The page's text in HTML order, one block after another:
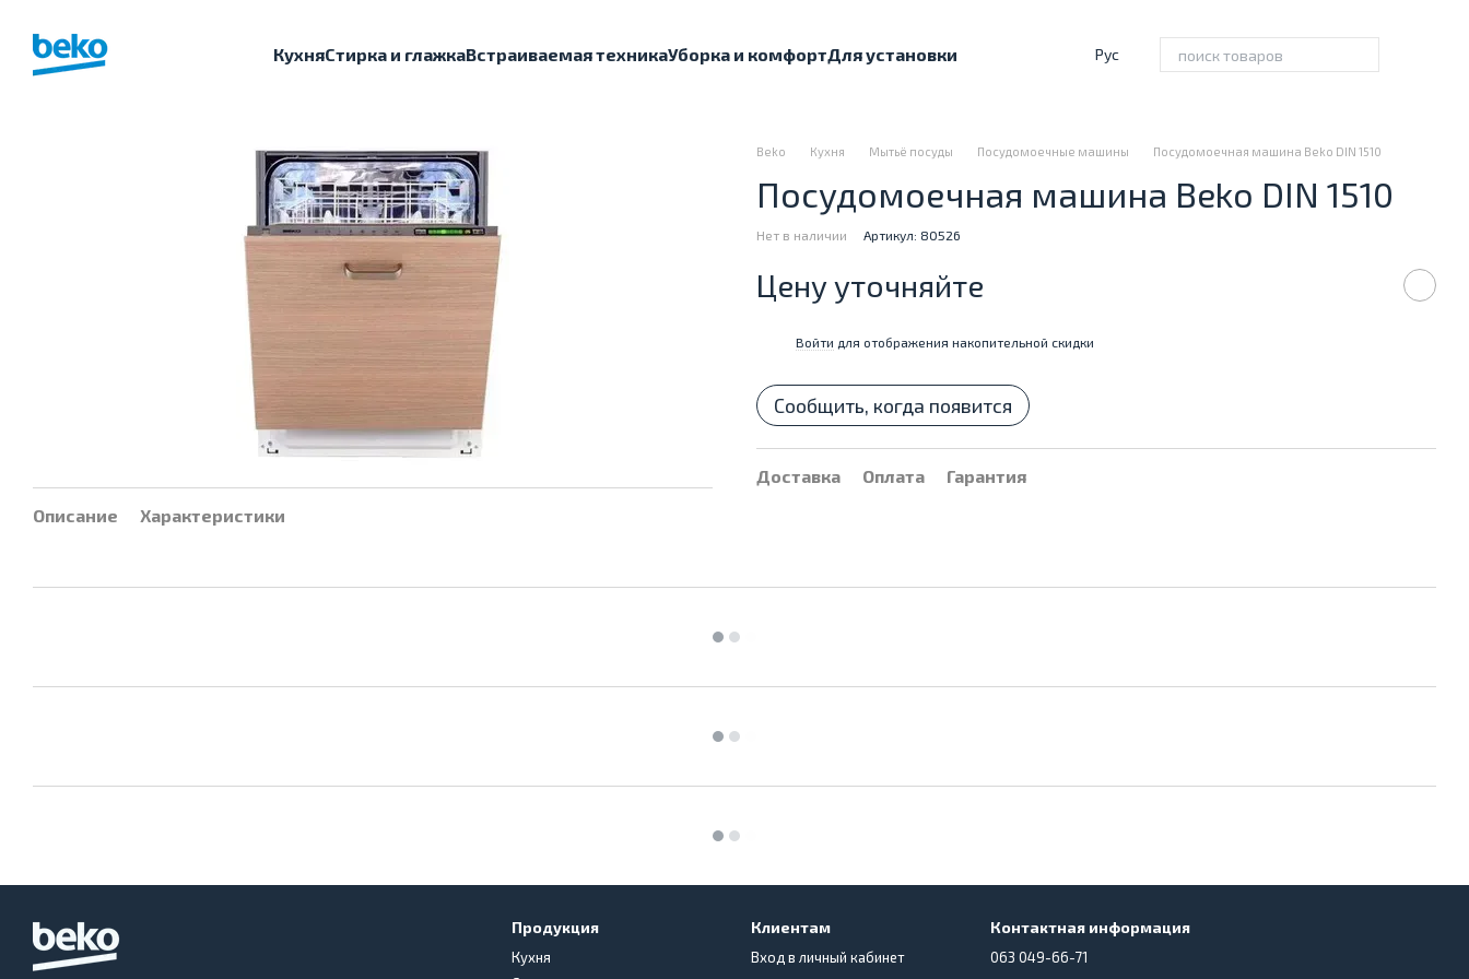
КухняСтирка и глажкаВстраиваемая техникаУборка и комфортДля установки Рус
Описание Характеристики
Beko Кухня Мытьё посуды Посудомоечные машины Посудомоечная машина Beko DIN 1510
Посудомоечная машина Beko DIN 1510
Нет в наличии Артикул: 80526
Цену уточняйте
Войти для отображения накопительной скидки
Сообщить, когда появится
Доставка Оплата Гарантия
Продукция
Кухня
Клиентам
Вход в личный кабинет
Контактная информация
063 049-66-71